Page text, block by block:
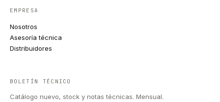
EMPRESA
Nosotros
Asesoría técnica
Distribuidores
BOLETÍN TÉCNICO
Catálogo nuevo, stock y notas técnicas. Mensual.